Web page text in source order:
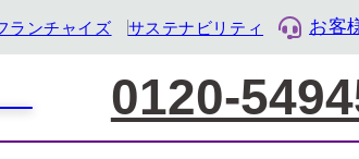
ランチャイズ サステナビリティ お客
0120-